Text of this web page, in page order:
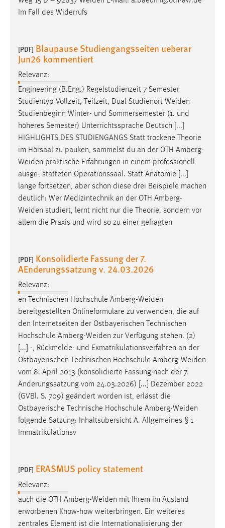
Im Fall des Widerrufs
[PDF] Blaupause Studiengangsseiten ueberar
Jun26 kommentiert
Relevanz:
Engineering (B.Eng.) Regelstudienzeit 7 Semester
Studientyp Vollzeit, Teilzeit, Dual Studienort Weiden
Studienbeginn Winter- und Sommersemester (1. und
höheres Semester) Unterrichtssprache Deutsch [...]
HIGHLIGHTS DES STUDIENGANGS Statt trockene Theorie
im Hörsaal zu pauken, sammelst du an der OTH Amberg-
Weiden praktische Erfahrungen in einem professionell
ausge- statteten Operationssaal. Statt Anatomie [...]
lange fortsetzen, aber schon diese drei Beispiele machen
deutlich: Wer Medizintechnik an der OTH Amberg-
Weiden studiert, lernt nicht nur die Theorie, sondern vor
allem die Praxis und wird so zu einer gefragten
[PDF] Konsolidierte Fassung der 7.
AEnderungssatzung v. 24.03.2026
Relevanz:
en Technischen Hochschule Amberg-Weiden
bereitgestellten Onlineformulare zu verwenden, die auf
den Internetseiten der Ostbayerischen Technischen
Hochschule Amberg-Weiden zur Verfügung stehen. (2)
[...] -, Rückmelde- und Exmatrikulationsverfahren an der
Ostbayerischen Technischen Hochschule Amberg-Weiden
vom 8. April 2013 (konsolidierte Fassung nach der 7.
Änderungssatzung vom 24.03.2026) [...] Dezember 2022
(GVBl. S. 709) geändert worden ist, erlässt die
Ostbayerische Technische Hochschule Amberg-Weiden
folgende Satzung: Inhaltsübersicht A. Allgemeines § 1
Immatrikulationsv
[PDF] ERASMUS policy statement
Relevanz:
auch die OTH Amberg-Weiden mit Ihrem im Ausland
erworbenen Know-how weiterbringen. Ein weiteres
zentrales Element ist die Internationalisierung der